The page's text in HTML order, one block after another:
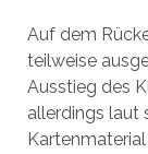
Auf dem
teilweise
Ausstieg des
allerdings laut